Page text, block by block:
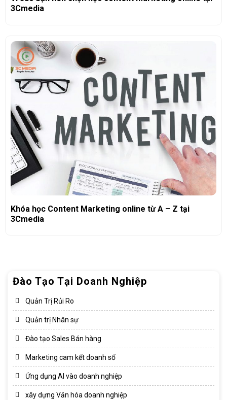
Đào Tạo Tại Doanh Nghiệp
Quản Trị Rủi Ro
Quản trị Nhân sự
Đào tạo Sales Bán hàng
Marketing cam kết doanh số
Ứng dụng AI vào doanh nghiệp
xây dựng Văn hóa doanh nghiệp​
3Cmedia
Khóa học Content Marketing online từ A – Z tại
3Cmedia